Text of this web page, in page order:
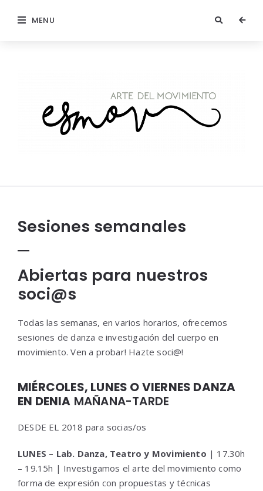
MENU
Sesiones semanales
Abiertas para nuestros
soci@s
Todas las semanas, en varios horarios, ofrecemos
sesiones de danza e investigación del cuerpo en
movimiento. Ven a probar! Hazte soci@!
MIÉRCOLES, LUNES O VIERNES DANZA
EN DENIA MAÑANA-TARDE
DESDE EL 2018 para socias/os
LUNES – Lab. Danza, Teatro y Movimiento | 17.30h
– 19.15h | Investigamos el arte del movimiento como
forma de expresión con propuestas y técnicas